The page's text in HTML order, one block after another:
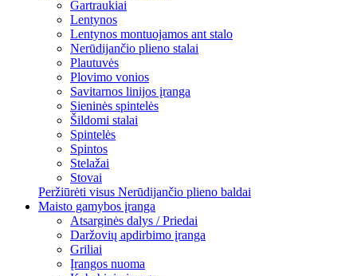
Gartraukiai
Lentynos
Lentynos montuojamos ant stalo
Nerūdijančio plieno stalai
Plautuvės
Plovimo vonios
Savitarnos linijos įranga
Sieninės spintelės
Šildomi stalai
Spintelės
Spintos
Stelažai
Stovai
Peržiūrėti visus Nerūdijančio plieno baldai
Maisto gamybos įranga
Atsarginės dalys / Priedai
Daržovių apdirbimo įranga
Griliai
Įrangos nuoma